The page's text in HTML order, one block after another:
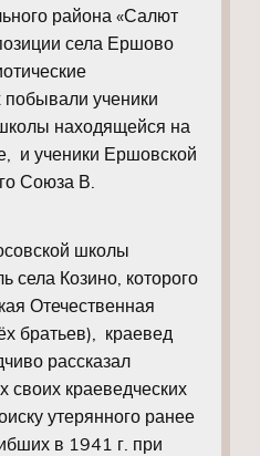
района «Салют
села Ершово
ученики
находящейся на
и ученики Ершовской
Союза В.
школы
села Козино, которого
Отечественная
братьев), краевед
рассказал
своих краеведческих
утерянного ранее
в 1941 г. при